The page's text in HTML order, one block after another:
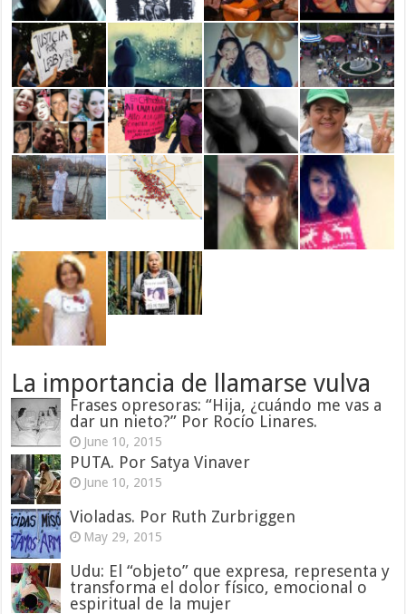
La importancia de llamarse vulva
Frases opresoras: “Hija, ¿cuándo me vas a
dar un nieto?” Por Rocío Linares.
June 10, 2015
PUTA. Por Satya Vinaver
June 10, 2015
Violadas. Por Ruth Zurbriggen
May 29, 2015
Udu: El “objeto” que expresa, representa y
transforma el dolor físico, emocional o
espiritual de la mujer